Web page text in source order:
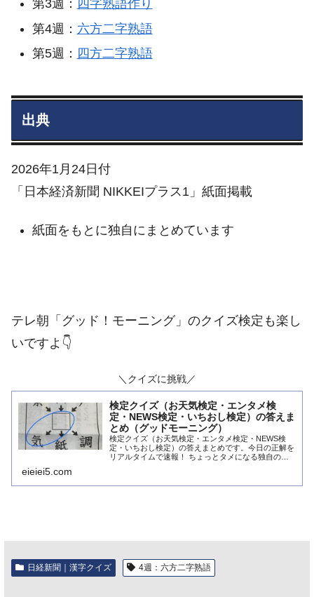
第3週： 四字熟語作り
第4週： 六方二字熟語
第5週： 四方二字熟語
出典
2026年1月24日付
「日本経済新聞 NIKKEIプラス1」紙面掲載
紙面をもとに独自にまとめています
テレ朝「グッド！モーニング」のクイズ検定も楽し
いですよ👇️
＼クイズに挑戦／
検定クイズ（お天気検定・エンタメ検
定・NEWS検定・いちおし検定）の答えま
とめ（グッドモーニング）
検定クイズ（お天気検定・エンタメ検定・NEWS検
定・いちおし検定）の答えまとめです。今日の正解を
リアルタイムで速報！ ちょっとタメになる独自の解
eieiei5.com
日経新聞｜漢字クイズ 4週：六方二字熟語